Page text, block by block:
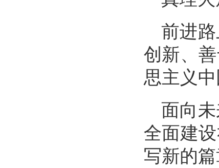
前进
创新、
思主义
面向
全面建
写新的